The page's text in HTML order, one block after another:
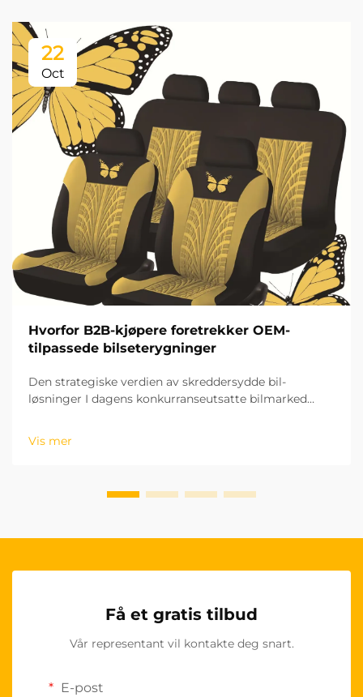
22
Oct
Hvorfor B2B-kjøpere foretrekker OEM-
tilpassede bilseterygninger
Den strategiske verdien av skreddersydde bil-
løsninger I dagens konkurranseutsatte bilmarked
seterytter som en strategisk fordel. Denne endringen
representerer mer enn bare et prefer...
Vis mer
Få et gratis tilbud
Vår representant vil kontakte deg snart.
E-post